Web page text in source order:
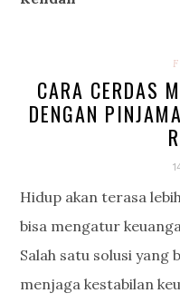
CARA CERDAS
DENGAN
Hidup akan terasa
bisa mengatur
Salah satu solusi yang
menjaga kestabilan